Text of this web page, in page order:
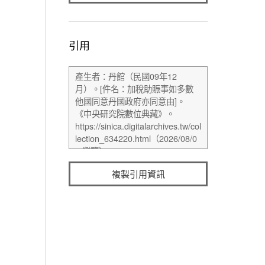
引用
複製引用資訊